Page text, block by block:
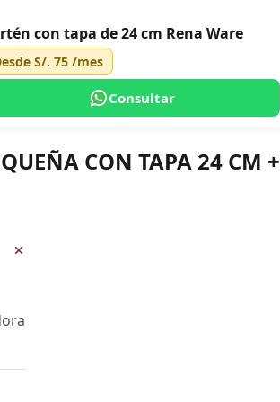
con tapa de 24 cm Rena Ware
S/. 75 /mes
Consultar
CON TAPA 24 CM +
+